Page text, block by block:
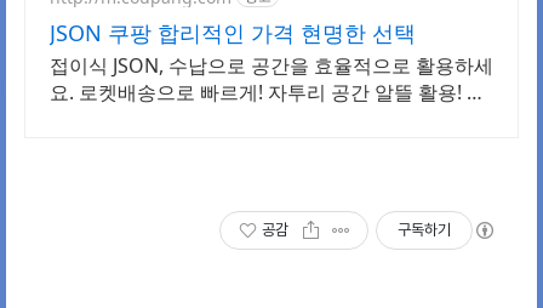
JSON 쿠팡 합리적인 가격 현명한 선택
접이식 JSON, 수납으로 공간을 효율적으로 활용하세
요. 로켓배송으로 빠르게! 자투리 공간 알뜰 활용! 스
공감 구독하기